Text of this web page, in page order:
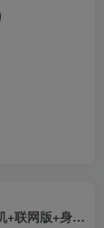
【一键安装】经典策略类端游三国杀MOD第2版单机+联网版+身份玩法+国战+斗地主+战棋+乱斗+英雄杀+虚空幻境